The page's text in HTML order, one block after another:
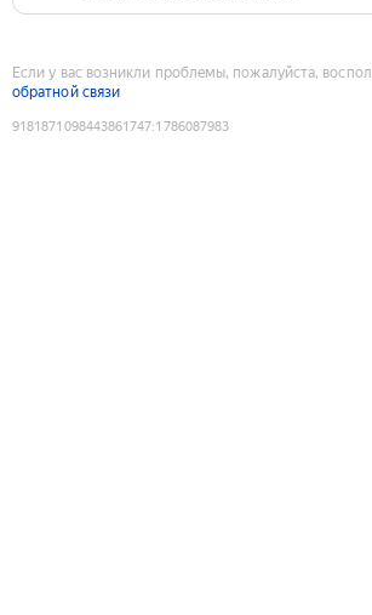
Если у вас возникли проблемы, пожалуйста,
обратной связи
9181871098443861747:1786087983